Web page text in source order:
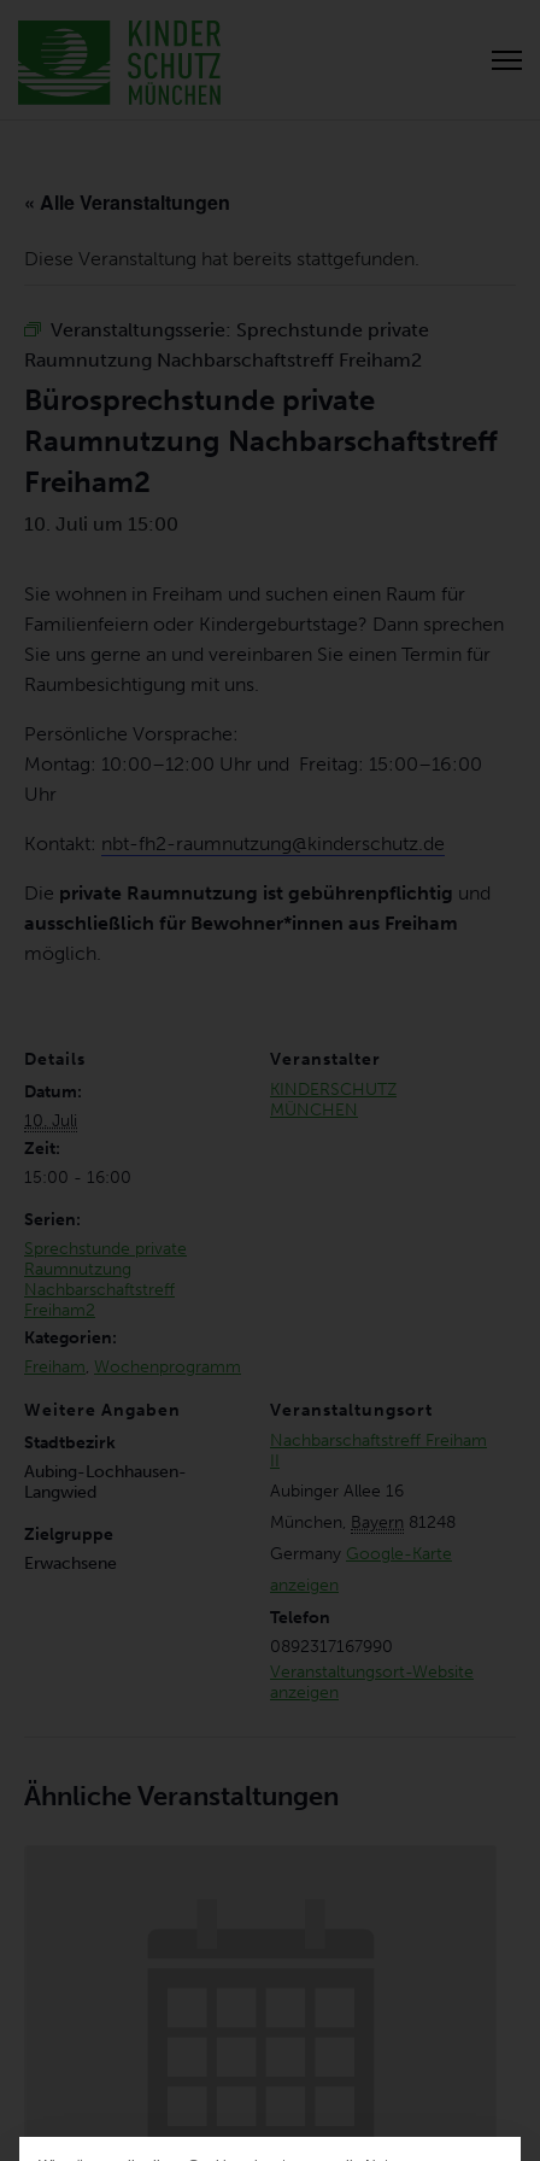
« Alle Veranstaltungen
Diese Veranstaltung hat bereits stattgefunden.
Veranstaltungsserie: Sprechstunde private
Raumnutzung Nachbarschaftstreff Freiham2
Bürosprechstunde private
Raumnutzung Nachbarschaftstreff
Freiham2
10. Juli um 15:00
Sie wohnen in Freiham und suchen einen Raum für
Familienfeiern oder Kindergeburtstage? Dann sprechen
Sie uns gerne an und vereinbaren Sie einen Termin für
Raumbesichtigung mit uns.
Persönliche Vorsprache:
Montag: 10:00–12:00 Uhr und Freitag: 15:00–16:00
Uhr
Kontakt: nbt-fh2-raumnutzung@kinderschutz.de
Die private Raumnutzung ist gebührenpflichtig und
ausschließlich für Bewohner*innen aus Freiham
möglich.
Details
Datum:
10. Juli
Zeit:
15:00 - 16:00
Serien:
Sprechstunde private
Raumnutzung
Nachbarschaftstreff
Freiham2
Kategorien:
Freiham, Wochenprogramm
Veranstaltungsort
Nachbarschaftstreff Freiham
II
Aubinger Allee 16
München, Bayern 81248
Germany Google-Karte
anzeigen
Telefon
0892317167990
Veranstaltungsort-Website
anzeigen
Veranstalter
KINDERSCHUTZ
MÜNCHEN
Weitere Angaben
Stadtbezirk
Aubing-Lochhausen-
Langwied
Zielgruppe
Erwachsene
Ähnliche Veranstaltungen